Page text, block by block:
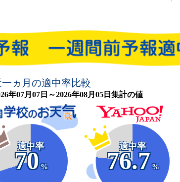
お天気
ヵ月の適中率比較
年07月07日～2026年08月05日集計の値
適中率
70
%
適中率
76.7
%